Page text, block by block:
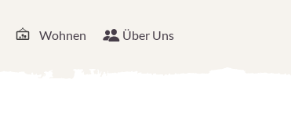
Wohnen Über Uns